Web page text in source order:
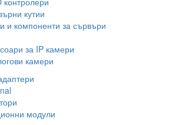
кутии
и компоненти за сървъри
за IP камери
камери
модули